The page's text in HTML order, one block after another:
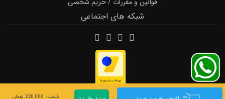
قيمت: 220,000 تومان
شبکه های اجتماعی